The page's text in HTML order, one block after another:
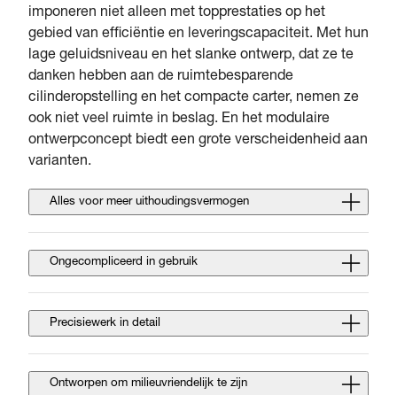
imponeren niet alleen met topprestaties op het
gebied van efficiëntie en leveringscapaciteit. Met hun
lage geluidsniveau en het slanke ontwerp, dat ze te
danken hebben aan de ruimtebesparende
cilinderopstelling en het compacte carter, nemen ze
ook niet veel ruimte in beslag. En het modulaire
ontwerpconcept biedt een grote verscheidenheid aan
varianten.
Alles voor meer uithoudingsvermogen
Ongecompliceerd in gebruik
Precisiewerk in detail
Ontworpen om milieuvriendelijk te zijn